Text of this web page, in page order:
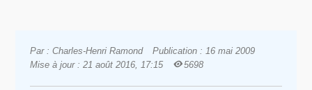
Par : Charles-Henri Ramond
Publication : 16 mai 2009
Mise à jour : 21 août 2016, 17:15
5698